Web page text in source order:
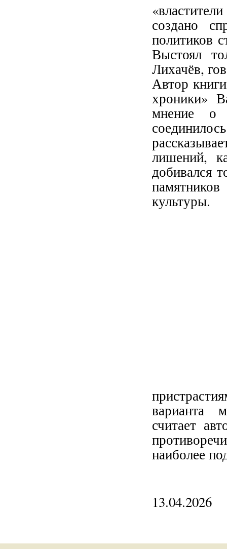
создано
политиков
Выстоял
Лихачёв,
Автор
хроники»
мнение о
лишений,
добивался
культуры.
варианта
считает
наиболее
13.04.2026